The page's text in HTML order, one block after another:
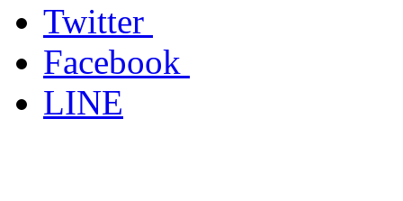
Twitter
Facebook
LINE